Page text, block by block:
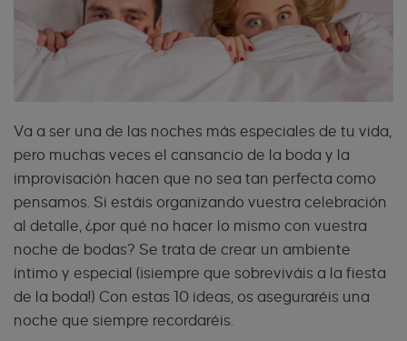
Va a ser una de las noches más especiales de tu vida,
pero muchas veces el cansancio de la boda y la
improvisación hacen que no sea tan perfecta como
pensamos. Si estáis organizando vuestra celebración
al detalle, ¿por qué no hacer lo mismo con vuestra
noche de bodas? Se trata de crear un ambiente
íntimo y especial (¡siempre que sobreviváis a la fiesta
de la boda!) Con estas 10 ideas, os aseguraréis una
noche que siempre recordaréis.